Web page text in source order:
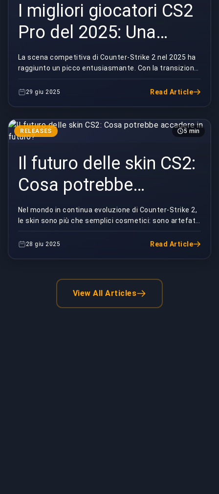
I migliori giocatori CS2
Pro del 2025: Una
nuova era di grandezza
La scena competitiva di Counter-Strike 2 nel 2025 ha
raggiunto un picco entusiasmante. Con la transizione
completa da CS:GO, il meta del gioco è matur...
29 giu 2025 Read Article
RELEASES 5 min
Il futuro delle skin CS2:
Cosa potrebbe
accadere in futuro?
Nel mondo in continua evoluzione di Counter-Strike 2,
le skin sono più che semplici cosmetici: sono artefatti
culturali, beni di investimento ed espre...
28 giu 2025 Read Article
View All Articles